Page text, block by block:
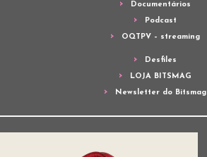
Documentários
Podcast
OQTPV – streaming
Desfiles
LOJA BITSMAG
Newsletter do Bitsmag